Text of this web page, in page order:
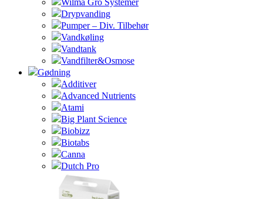
Wilma Gro Systemer
Drypvanding
Pumper – Div. Tilbehør
Vandkøling
Vandtank
Vandfilter&Osmose
Gødning
Additiver
Advanced Nutrients
Atami
Big Plant Science
Biobizz
Biotabs
Canna
Dutch Pro